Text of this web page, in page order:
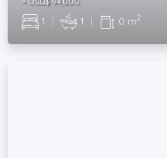
1 | 1 | 0 m2